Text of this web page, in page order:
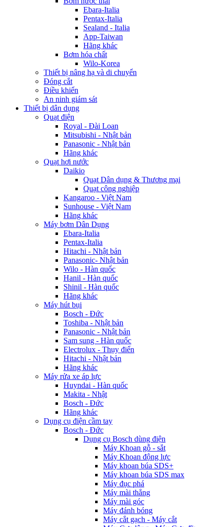
Ebara-Italia
Pentax-Italia
Sealand - Italia
App-Taiwan
Hãng khác
Bơm hóa chất
Wilo-Korea
Thiết bị nâng hạ và di chuyển
Đóng cắt
Điều khiển
An ninh giám sát
Thiết bị dân dụng
Quạt điện
Royal - Đài Loan
Mitsubishi - Nhật bản
Panasonic - Nhật bản
Hãng khác
Quạt hơi nước
Daikio
Quạt Dân dụng & Thương mại
Quạt công nghiệp
Kangaroo - Việt Nam
Sunhouse - Việt Nam
Hãng khác
Máy bơm Dân Dụng
Ebara-Italia
Pentax-Italia
Hitachi - Nhật bản
Panasonic- Nhật bản
Wilo - Hàn quốc
Hanil - Hàn quốc
Shinil - Hàn quốc
Hãng khác
Máy hút bụi
Bosch - Đức
Toshiba - Nhật bản
Panasonic - Nhật bản
Sam sung - Hàn quốc
Electrolux - Thụy điển
Hitachi - Nhật bản
Hãng khác
Máy rửa xe áp lực
Huyndai - Hàn quốc
Makita - Nhật
Bosch - Đức
Hãng khác
Dụng cụ điện cầm tay
Bosch - Đức
Dụng cụ Bosch dùng điện
Máy Khoan gỗ - sắt
Máy Khoan động lực
Máy khoan búa SDS+
Máy khoan búa SDS max
Máy đục phá
Máy mài thẳng
Máy mài góc
Máy đánh bóng
Máy cắt gạch - Máy cắt